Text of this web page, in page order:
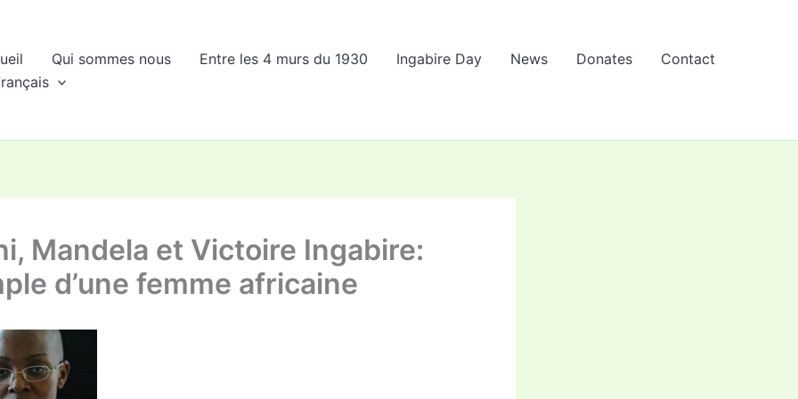
Qui sommes nous Entre les 4 murs du 1930 Ingabire Day News Donates
Contact
Mandela et Victoire Ingabire:
d’une femme africaine